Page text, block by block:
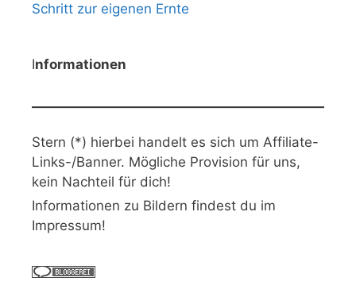
Schritt zur eigenen Ernte
Informationen
Stern (*) hierbei handelt es sich um Affiliate-
Links-/Banner. Mögliche Provision für uns,
kein Nachteil für dich!
Informationen zu Bildern findest du im
Impressum!